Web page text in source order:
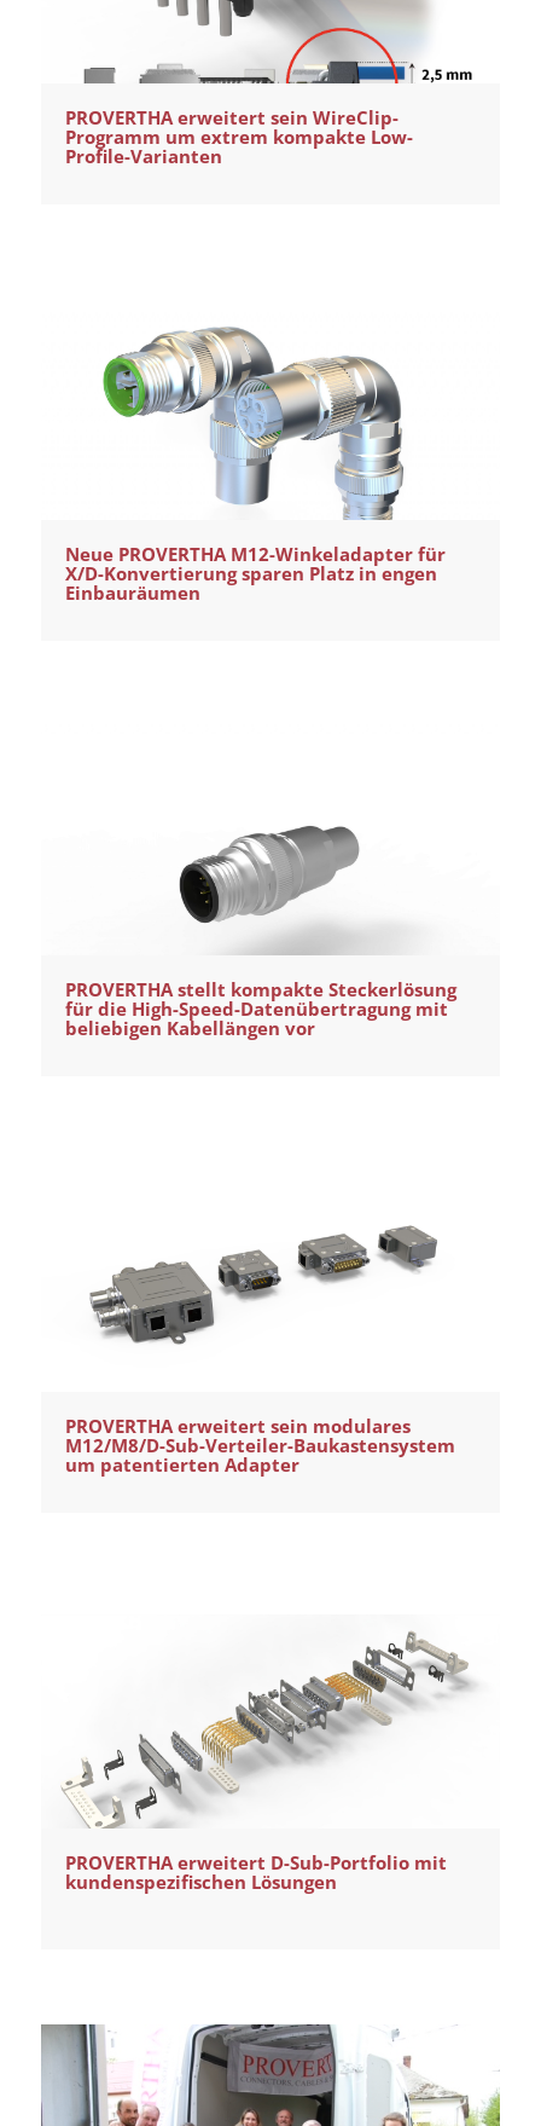
PROVERTHA erweitert sein WireClip-
Programm um extrem kompakte Low-
Profile-Varianten
Neue PROVERTHA M12-Winkeladapter für
X/D-Konvertierung sparen Platz in engen
Einbauräumen
PROVERTHA stellt kompakte Steckerlösung
für die High-Speed-Datenübertragung mit
beliebigen Kabellängen vor
PROVERTHA erweitert sein modulares
M12/M8/D-Sub-Verteiler-Baukastensystem
um patentierten Adapter
PROVERTHA erweitert D-Sub-Portfolio mit
kundenspezifischen Lösungen